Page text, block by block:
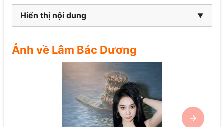
Hiển thị nội dung
Ảnh về Lâm Bác Dương